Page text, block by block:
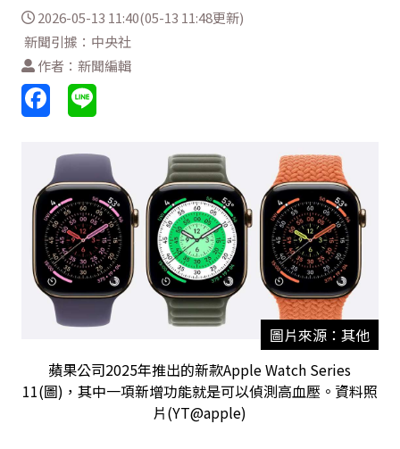
2026-05-13 11:40(05-13 11:48更新)
新聞引據：中央社
作者：新聞編輯
圖片來源：其他
蘋果公司2025年推出的新款Apple Watch Series
11(圖)，其中一項新增功能就是可以偵測高血壓。資料照
片(YT@apple)